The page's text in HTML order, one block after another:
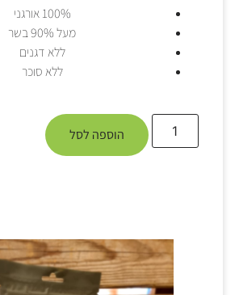
100% אורגני
מעל 90% בשר
ללא דגנים
ללא סוכר
הוספה לסל